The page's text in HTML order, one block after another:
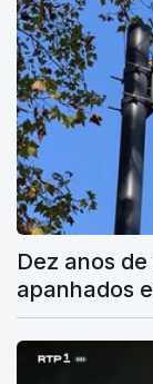
Dez anos
apanhados